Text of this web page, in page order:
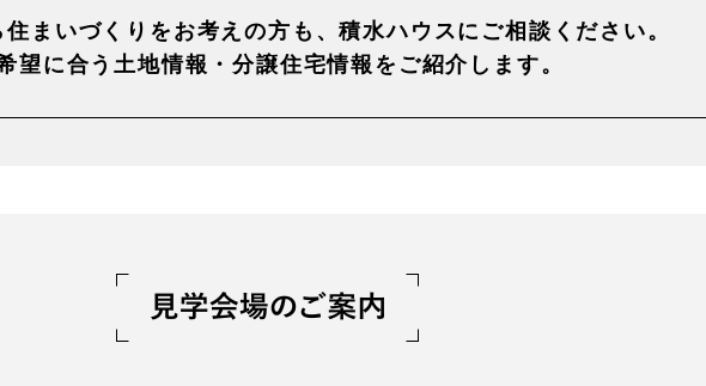
まいづくりを お考えの方も、積水ハウスに ご相談ください。
望に合う土地情報・分譲住宅情報をご紹介します。